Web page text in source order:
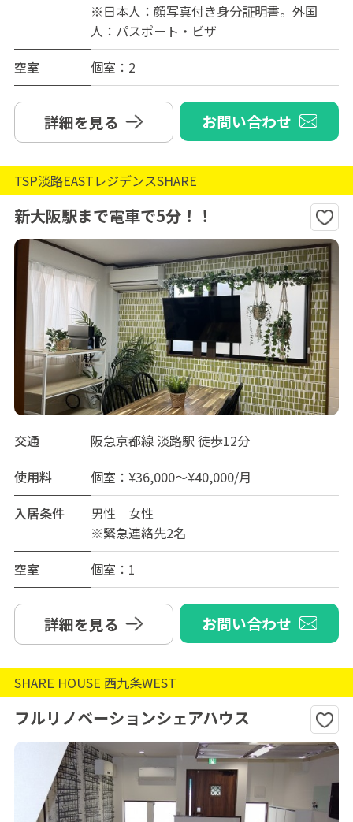
※日本人：顔写真付き身分証明書。外国
人：パスポート・ビザ
空室
個室：2
詳細を見る お問い合わせ
TSP淡路EASTレジデンスSHARE
新大阪駅まで電車で5分！！
交通
阪急京都線 淡路駅 徒歩12分
使用料
個室：¥36,000～¥40,000/月
入居条件
男性 女性
※緊急連絡先2名
空室
個室：1
詳細を見る お問い合わせ
SHARE HOUSE 西九条WEST
フルリノベーションシェアハウス